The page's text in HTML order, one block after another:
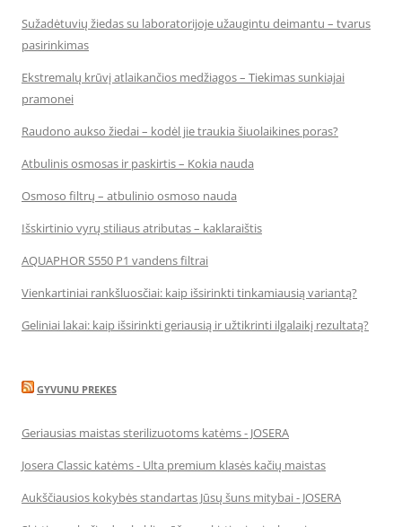
Sužadėtuvių žiedas su laboratorijoje užaugintu deimantu – tvarus
pasirinkimas
Ekstremalų krūvį atlaikančios medžiagos – Tiekimas sunkiajai
pramonei
Raudono aukso žiedai – kodėl jie traukia šiuolaikines poras?
Atbulinis osmosas ir paskirtis – Kokia nauda
Osmoso filtrų – atbulinio osmoso nauda
Išskirtinio vyrų stiliaus atributas – kaklaraištis
AQUAPHOR S550 P1 vandens filtrai
Vienkartiniai rankšluosčiai: kaip išsirinkti tinkamiausią variantą?
Geliniai lakai: kaip išsirinkti geriausią ir užtikrinti ilgalaikį rezultatą?
GYVUNU PREKES
Geriausias maistas sterilizuotoms katėms - JOSERA
Josera Classic katėms - Ulta premium klasės kačių maistas
Aukščiausios kokybės standartas Jūsų šuns mitybai - JOSERA